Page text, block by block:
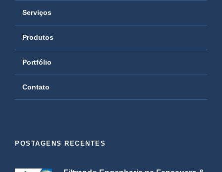
Serviços
Produtos
Portfólio
Contato
POSTAGENS RECENTES